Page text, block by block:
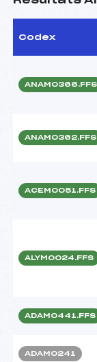
Codex
ANAM0366.FFS
ANAM0362.FFS
ACEM0051.FFS
ALYM0024.FFS
ADAM0441.FFS
ADAM0241